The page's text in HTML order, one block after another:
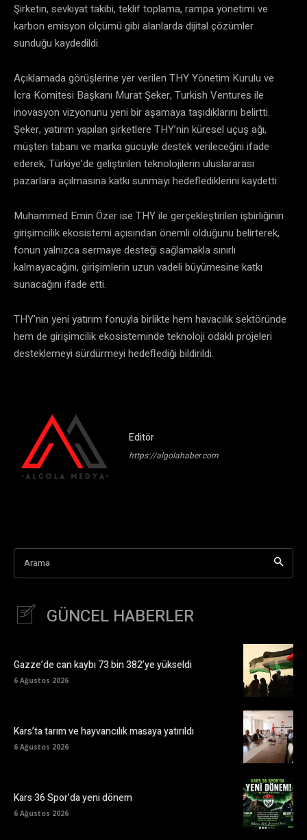
Şirketin, sevkiyat takibi, teklif toplama, rampa yönetimi ve
karbon emisyon ölçümü gibi alanlarda dijital çözümler
sunduğu kaydedildi.
Açıklamada görüşlerine yer verilen THY Yönetim Kurulu ve
İcra Komitesi Başkanı Murat Şeker, Turkish Ventures ile
inovasyon vizyonunu yeni bir aşamaya taşıdıklarını belirtti.
Şeker, yatırım yapılan şirketlere THY’nin küresel uçuş ağı,
müşteri tabanı ve marka gücüyle destek verileceğini ifade
ederek, Türkiye’de geliştirilen teknolojilerin uluslararası
pazarlara açılmasına katkı sunmayı hedeflediklerini kaydetti.
Muhammed Emin Özer ise THY ile gerçekleştirilen işbirliğinin
girişimcilik ekosistemi açısından önemli olduğunu belirterek,
fonun yalnızca sermaye desteği sağlamakla sınırlı
kalmayacağını, girişimlerin uzun vadeli büyümesine katkı
sunacağını ifade etti.
THY’nin yeni yatırım fonuyla birlikte hem havacılık sektöründe
hem de girişimcilik ekosisteminde teknoloji odaklı projeleri
desteklemeyi sürdürmeyi hedeflediği bildirildi.
Editör
https://algolahaber.com
Arama
GÜNCEL HABERLER
Gazze’de can kaybı 73 bin 382’ye yükseldi
6 Ağustos 2026
Kars’ta tarım ve hayvancılık masaya yatırıldı
6 Ağustos 2026
Kars 36 Spor’da yeni dönem
6 Ağustos 2026